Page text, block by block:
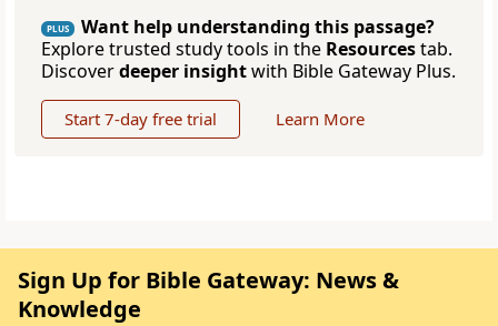
PLUS
Want help understanding this passage?
Explore trusted study tools in the Resourcestab.
Discoverdeeper insightwith Bible Gateway Plus.
Start 7-day free trial Learn More
Sign Up for Bible Gateway: News &
Knowledge